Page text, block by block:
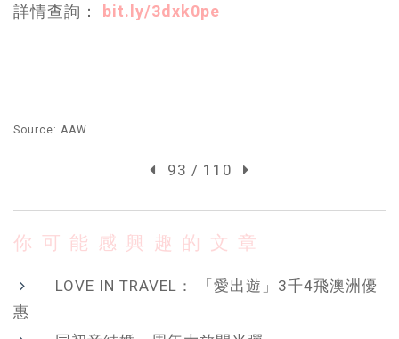
詳情查詢： bit.ly/3dxk0pe
Source: AAW
93 / 110
你可能感興趣的文章
LOVE IN TRAVEL： 「愛出遊」3千4飛澳洲優
惠